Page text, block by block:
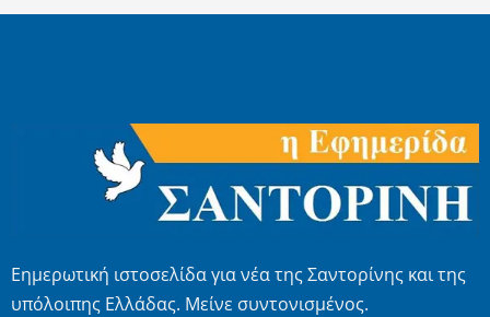
Εημερωτική ιστοσελίδα για νέα της Σαντορίνης και της
υπόλοιπης Ελλάδας. Μείνε συντονισμένος.